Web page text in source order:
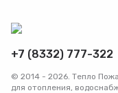
+7 (8332) 777-322
© 2014 - 2026. Тепло
для отопления,